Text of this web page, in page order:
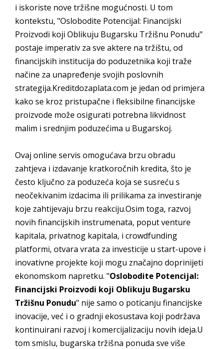
i iskoriste nove tržišne mogućnosti. U tom
kontekstu, "Oslobodite Potencijal: Financijski
Proizvodi koji Oblikuju Bugarsku Tržišnu Ponudu"
postaje imperativ za sve aktere na tržištu, od
financijskih institucija do poduzetnika koji traže
načine za unapređenje svojih poslovnih
strategija.Kreditdozaplata.com je jedan od primjera
kako se kroz pristupačne i fleksibilne financijske
proizvode može osigurati potrebna likvidnost
malim i srednjim poduzećima u Bugarskoj.
Ovaj online servis omogućava brzu obradu
zahtjeva i izdavanje kratkoročnih kredita, što je
često ključno za poduzeća koja se susreću s
neočekivanim izdacima ili prilikama za investiranje
koje zahtijevaju brzu reakciju.Osim toga, razvoj
novih financijskih instrumenata, poput venture
kapitala, privatnog kapitala, i crowdfunding
platformi, otvara vrata za investicije u start-upove i
inovativne projekte koji mogu značajno doprinijeti
ekonomskom napretku. "Oslobodite Potencijal:
Financijski Proizvodi koji Oblikuju Bugarsku
Tržišnu Ponudu" nije samo o poticanju financijske
inovacije, već i o gradnji ekosustava koji podržava
kontinuirani razvoj i komercijalizaciju novih ideja.U
tom smislu, bugarska tržišna ponuda sve više